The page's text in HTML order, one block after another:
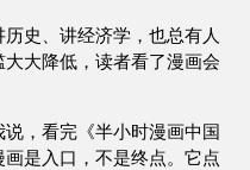
史、讲经济学，也总有人
大降低，读者看了漫画会
，看完《半小时漫画中国
是入口，不是终点。它点